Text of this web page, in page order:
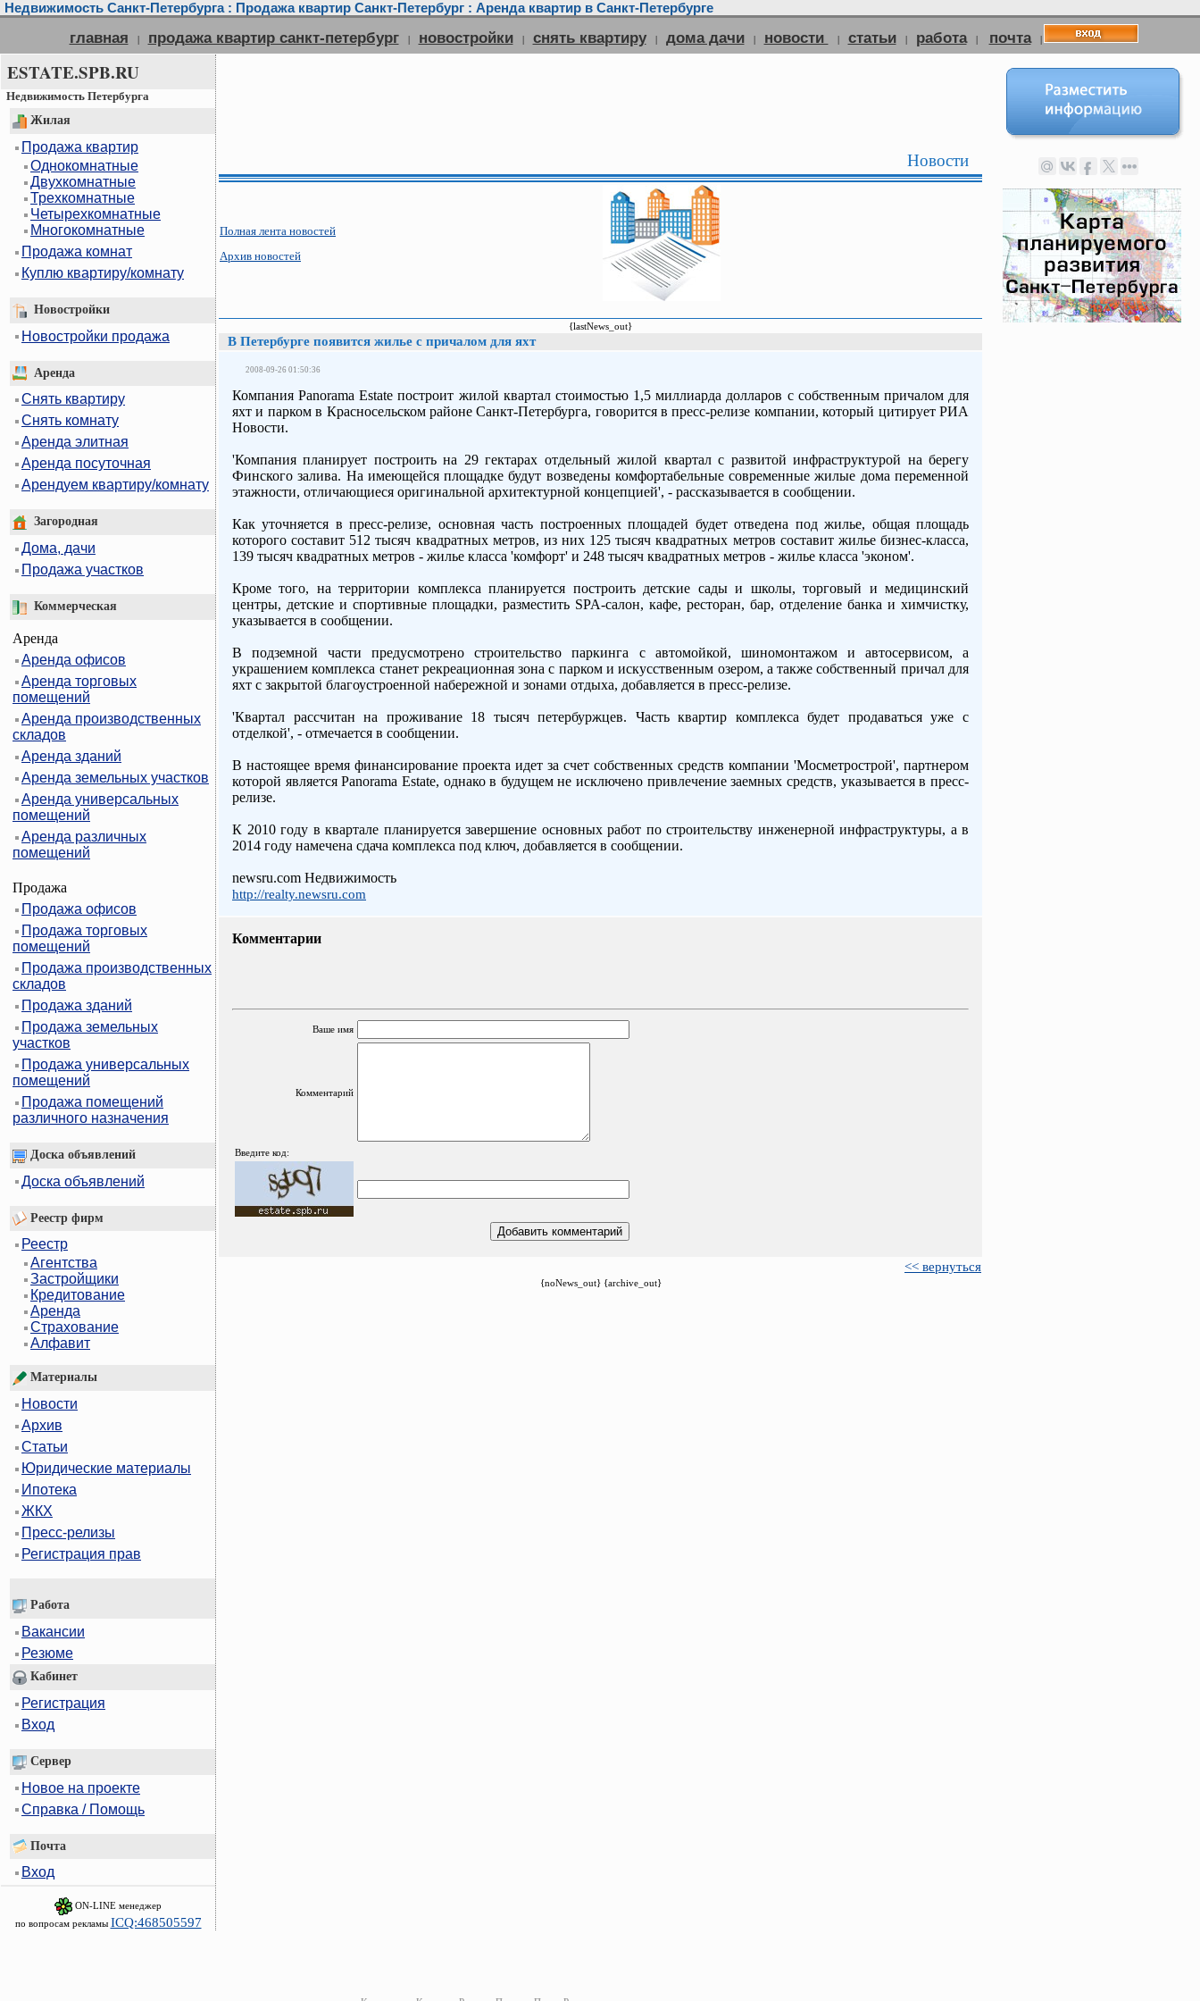
Недвижимость Санкт-Петербурга : Продажа квартир Санкт-Петербург : Аренда квартир в Санкт-Петербурге
главная | продажа квартир санкт-петербург | новостройки | снять квартиру | дома дачи | новости | статьи | работа | почта |
ESTATE.SPB.RU
Недвижимость Петербурга
Жилая
Продажа квартир
Однокомнатные
Двухкомнатные
Трехкомнатные
Четырехкомнатные
Многокомнатные
Продажа комнат
Куплю квартиру/комнату
Новостройки
Новостройки продажа
Аренда
Снять квартиру
Снять комнату
Аренда элитная
Аренда посуточная
Арендуем квартиру/комнату
Загородная
Дома, дачи
Продажа участков
Коммерческая
Аренда
Аренда офисов
Аренда торговых
помещений
Аренда производственных
складов
Аренда зданий
Аренда земельных участков
Аренда универсальных
помещений
Аренда различных
помещений
Продажа
Продажа офисов
Продажа торговых
помещений
Продажа производственных
складов
Продажа зданий
Продажа земельных
участков
Продажа универсальных
помещений
Продажа помещений
различного назначения
Доска объявлений
Доска объявлений
Реестр фирм
Реестр
Агентства
Застройщики
Кредитование
Аренда
Страхование
Алфавит
Материалы
Новости
Архив
Статьи
Юридические материалы
Ипотека
ЖКХ
Пресс-релизы
Регистрация прав
Работа
Вакансии
Резюме
Кабинет
Регистрация
Вход
Сервер
Новое на проекте
Справка / Помощь
Почта
Вход
ON-LINE менеджер
по вопросам рекламы ICQ:468505597
Новости
Полная лента новостей
Архив новостей
{lastNews_out}
В Петербурге появится жилье с причалом для яхт
2008-09-26 01:50:36
Компания Panorama Estate построит жилой квартал стоимостью 1,5 миллиарда долларов с собственным причалом для
яхт и парком в Красносельском районе Санкт-Петербурга, говорится в пресс-релизе компании, который цитирует РИА
Новости.
'Компания планирует построить на 29 гектарах отдельный жилой квартал с развитой инфраструктурой на берегу
Финского залива. На имеющейся площадке будут возведены комфортабельные современные жилые дома переменной
этажности, отличающиеся оригинальной архитектурной концепцией', - рассказывается в сообщении.
Как уточняется в пресс-релизе, основная часть построенных площадей будет отведена под жилье, общая площадь
которого составит 512 тысяч квадратных метров, из них 125 тысяч квадратных метров составит жилье бизнес-класса,
139 тысяч квадратных метров - жилье класса 'комфорт' и 248 тысяч квадратных метров - жилье класса 'эконом'.
Кроме того, на территории комплекса планируется построить детские сады и школы, торговый и медицинский
центры, детские и спортивные площадки, разместить SPA-салон, кафе, ресторан, бар, отделение банка и химчистку,
указывается в сообщении.
В подземной части предусмотрено строительство паркинга с автомойкой, шиномонтажом и автосервисом, а
украшением комплекса станет рекреационная зона с парком и искусственным озером, а также собственный причал для
яхт с закрытой благоустроенной набережной и зонами отдыха, добавляется в пресс-релизе.
'Квартал рассчитан на проживание 18 тысяч петербуржцев. Часть квартир комплекса будет продаваться уже с
отделкой', - отмечается в сообщении.
В настоящее время финансирование проекта идет за счет собственных средств компании 'Мосметрострой', партнером
которой является Panorama Estate, однако в будущем не исключено привлечение заемных средств, указывается в пресс-
релизе.
К 2010 году в квартале планируется завершение основных работ по строительству инженерной инфраструктуры, а в
2014 году намечена сдача комплекса под ключ, добавляется в сообщении.
newsru.com Недвижимость
http://realty.newsru.com
Комментарии
Ваше имя
Комментарий
Введите код:
<< вернуться
{noNews_out} {archive_out}